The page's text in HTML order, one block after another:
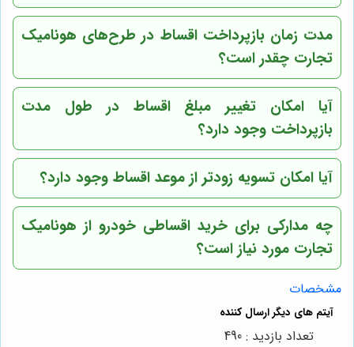
مدت زمان بازپرداخت اقساط در طرح‌های هونامیک
تجارت چقدر است؟
آیا امکان تغییر مبلغ اقساط در طول مدت
بازپرداخت وجود دارد؟
آیا امکان تسویه زودتر از موعد اقساط وجود دارد؟
چه مدارکی برای خرید اقساطی خودرو از هونامیک
تجارت مورد نیاز است؟
مشخصات
تعداد بازدید : 490